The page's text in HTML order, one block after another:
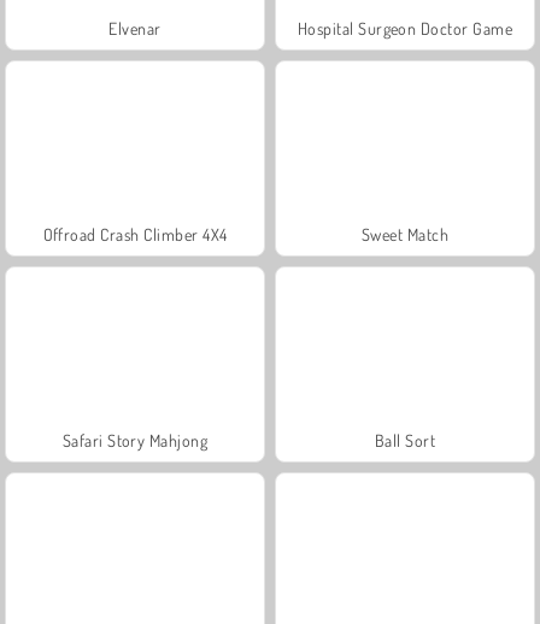
Elvenar Hospital Surgeon Doctor Game
Offroad Crash Climber 4X4 Sweet Match
Safari Story Mahjong Ball Sort